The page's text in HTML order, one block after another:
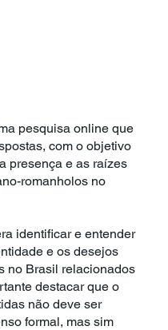
pesquisa online que
com o objetivo
presença e as raízes
romanholos no
identificar e entender
e os desejos
no Brasil relacionados
destacar que o
não deve ser
formal, mas sim